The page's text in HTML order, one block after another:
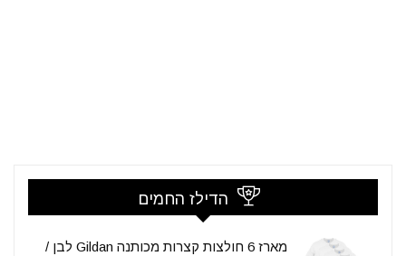
הדילז החמים
מארז 6 חולצות קצרות מכותנה Gildan לבן /